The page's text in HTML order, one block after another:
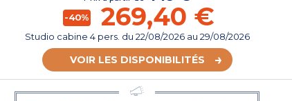
-40% 269,40 €
Studio cabine 4 pers. du 22/08/2026au 29/08/2026
VOIR LES DISPONIBILITÉS